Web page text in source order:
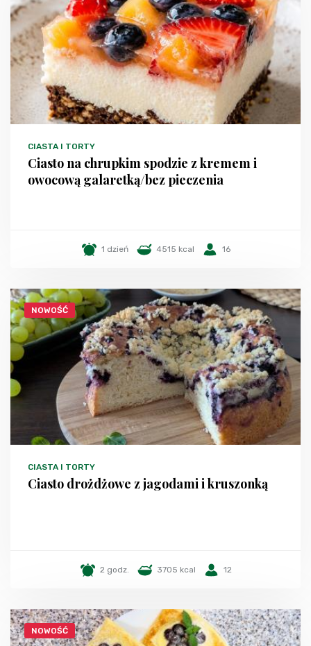
CIASTA I TORTY
Ciasto na chrupkim spodzie z kremem i
owocową galaretką/bez pieczenia
1 dzień 4515 kcal 16
NOWOŚĆ
CIASTA I TORTY
Ciasto drożdżowe z jagodami i kruszonką
2 godz. 3705 kcal 12
NOWOŚĆ